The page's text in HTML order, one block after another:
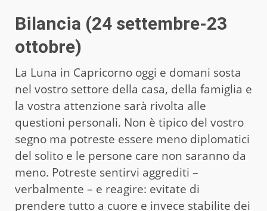
Bilancia (24 settembre-23
ottobre)
La Luna in Capricorno oggi e domani sosta
nel vostro settore della casa, della famiglia e
la vostra attenzione sarà rivolta alle
questioni personali. Non è tipico del vostro
segno ma potreste essere meno diplomatici
del solito e le persone care non saranno da
meno. Potreste sentirvi aggrediti –
verbalmente – e reagire: evitate di
prendere tutto a cuore e invece stabilite dei